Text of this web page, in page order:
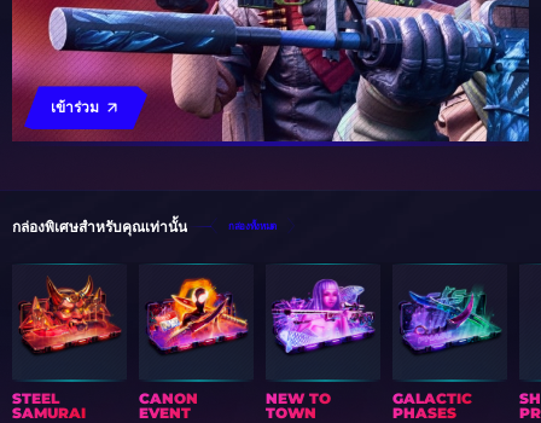
เข้าร่วม
กล่องพิเศษสำหรับคุณเท่านั้น กล่องทั้งหมด
STEEL
SAMURAI
CANON
EVENT
NEW TO
TOWN
GALACTIC
PHASES